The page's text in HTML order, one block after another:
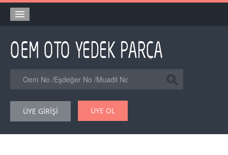
Orjinal Yedek Parça
Eşdeğer Muadil Yedek Parça
Şase Numarası VIN Yedekparça Sorgulama
Hakkımızda
ÜYE GİRİŞİ ÜYE OL